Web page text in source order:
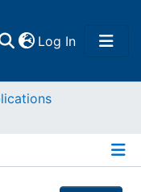
Log In(current)